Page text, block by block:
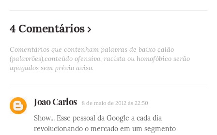
4 Comentários
Comentários que contenham palavras de baixo calão
(palavrões),conteúdo ofensivo, racista ou homofóbico serão
apagados sem prévio aviso.
Joao Carlos 8 de maio de 2012 às 22:50
Show... Esse pessoal da Google a cada dia
revolucionando o mercado em um segmento